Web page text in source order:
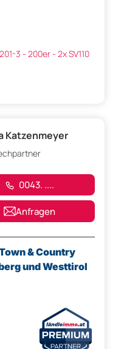
3 - 200er - 2x SV110
Katzenmeyer
0043. ....
Anfragen
& Country
und Westtirol